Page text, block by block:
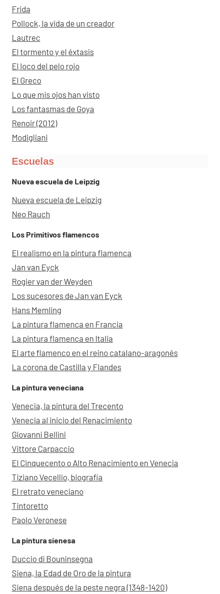
Frida
Pollock, la vida de un creador
Lautrec
El tormento y el éxtasis
El loco del pelo rojo
El Greco
Lo que mis ojos han visto
Los fantasmas de Goya
Renoir (2012)
Modigliani
Escuelas
Nueva escuela de Leipzig
Nueva escuela de Leipzig
Neo Rauch
Los Primitivos flamencos
El realismo en la pintura flamenca
Jan van Eyck
Rogier van der Weyden
Los sucesores de Jan van Eyck
Hans Memling
La pintura flamenca en Francia
La pintura flamenca en Italia
El arte flamenco en el reino catalano-aragonés
La corona de Castilla y Flandes
La pintura veneciana
Venecia, la pintura del Trecento
Venecia al inicio del Renacimiento
Giovanni Bellini
Vittore Carpaccio
El Cinquecento o Alto Renacimiento en Venecia
Tiziano Vecellio, biografía
El retrato veneciano
Tintoretto
Paolo Veronese
La pintura sienesa
Duccio di Bouninsegna
Siena, la Edad de Oro de la pintura
Siena después de la peste negra (1348-1420)